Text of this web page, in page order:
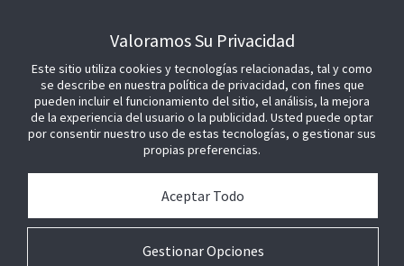
Valoramos Su Privacidad
Este sitio utiliza cookies y tecnologías relacionadas, tal y como
se describe en nuestra política de privacidad, con fines que
pueden incluir el funcionamiento del sitio, el análisis, la mejora
de la experiencia del usuario o la publicidad. Usted puede optar
por consentir nuestro uso de estas tecnologías, o gestionar sus
propias preferencias.
Gestionar Opciones
Aceptar Todo